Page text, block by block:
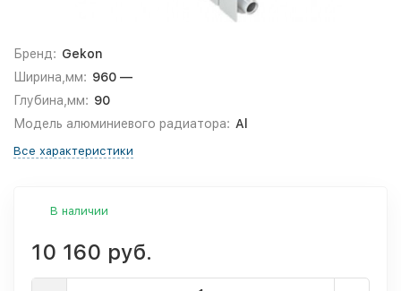
Бренд: Gekon
Ширина,мм: 960 —
Глубина,мм: 90
Модель алюминиевого радиатора: Al
Все характеристики
В наличии
10 160 руб.